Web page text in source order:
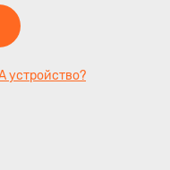
устройство?